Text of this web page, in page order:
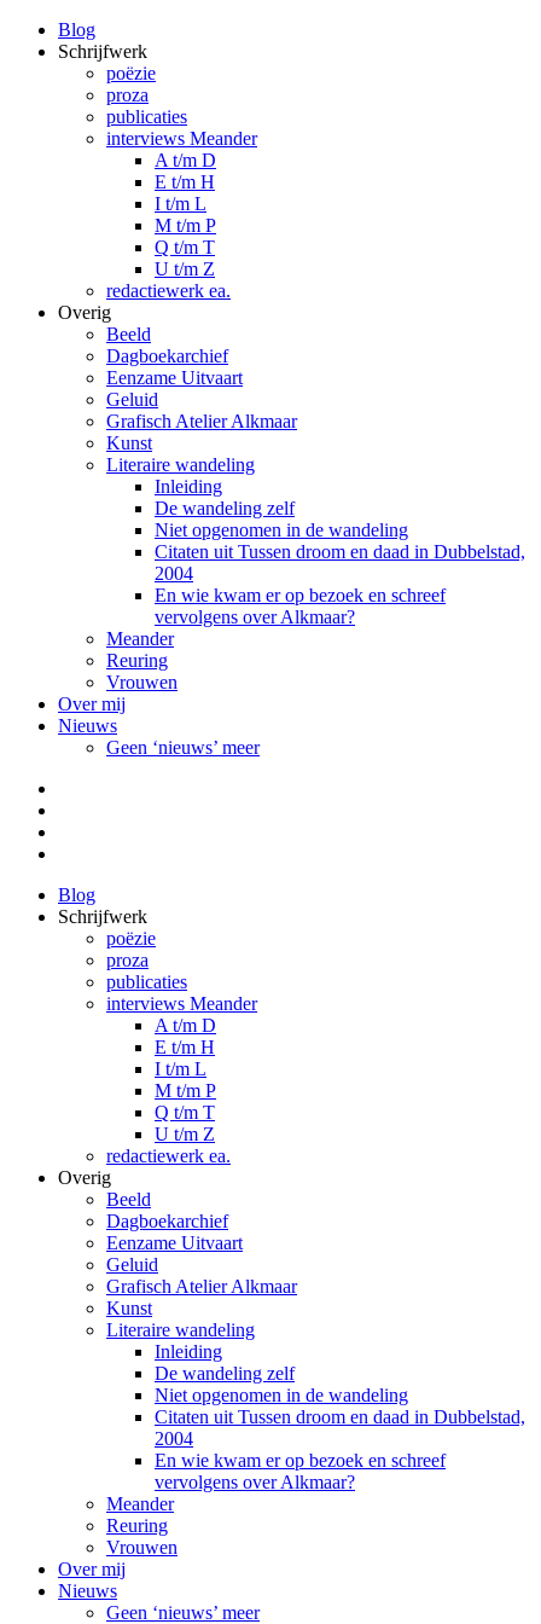
Blog
Schrijfwerk
poëzie
proza
publicaties
interviews Meander
A t/m D
E t/m H
I t/m L
M t/m P
Q t/m T
U t/m Z
redactiewerk ea.
Overig
Beeld
Dagboekarchief
Eenzame Uitvaart
Geluid
Grafisch Atelier Alkmaar
Kunst
Literaire wandeling
Inleiding
De wandeling zelf
Niet opgenomen in de wandeling
Citaten uit Tussen droom en daad in Dubbelstad,
2004
En wie kwam er op bezoek en schreef
vervolgens over Alkmaar?
Meander
Reuring
Vrouwen
Over mij
Nieuws
Geen ‘nieuws’ meer
Blog
Schrijfwerk
poëzie
proza
publicaties
interviews Meander
A t/m D
E t/m H
I t/m L
M t/m P
Q t/m T
U t/m Z
redactiewerk ea.
Overig
Beeld
Dagboekarchief
Eenzame Uitvaart
Geluid
Grafisch Atelier Alkmaar
Kunst
Literaire wandeling
Inleiding
De wandeling zelf
Niet opgenomen in de wandeling
Citaten uit Tussen droom en daad in Dubbelstad,
2004
En wie kwam er op bezoek en schreef
vervolgens over Alkmaar?
Meander
Reuring
Vrouwen
Over mij
Nieuws
Geen ‘nieuws’ meer